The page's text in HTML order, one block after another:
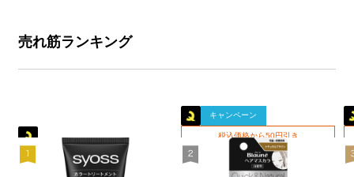
売れ筋ランキング
キャンペーン
税込価格から50円引き